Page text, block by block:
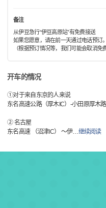
备注
从伊豆急行“伊豆高原站”有免费接送
如果您愿意，请在前一天通过电话预订。
（根据预订情况等，我们可能会取消免
开车的情况
①对于来自东京的人来说
东名高速公路（厚木IC）-小田原厚木
② 名古屋
东名高速 （沼津IC） ～伊…继续阅读